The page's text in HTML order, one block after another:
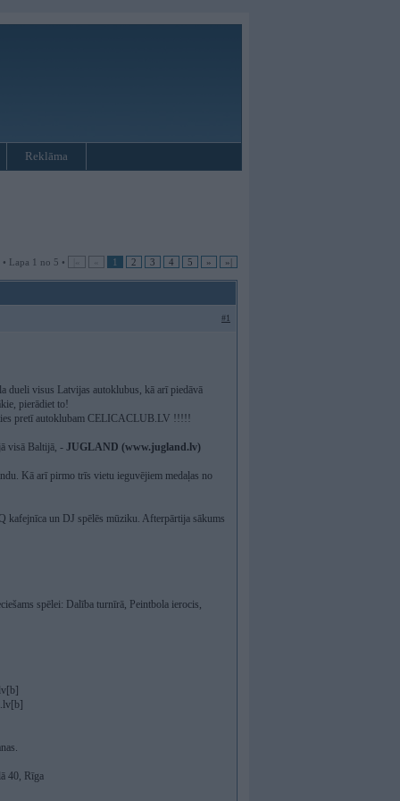
Reklāma
Lapa 1 no 5 • |« « 1 2 3 4 5 » »|
#1
dueli visus Latvijas autoklubus, kā arī piedāvā
pierādiet to!
pretī autoklubam СELICACLUB.LV !!!!!
visā Baltijā, - JUGLAND (www.jugland.lv)
Kā arī pirmo trīs vietu ieguvējiem medaļas no
kafejnīca un DJ spēlēs mūziku. Afterpārtija sākums
spēlei: Dalība turnīrā, Peintbola ierocis,
[b]
[b]
40, Rīga